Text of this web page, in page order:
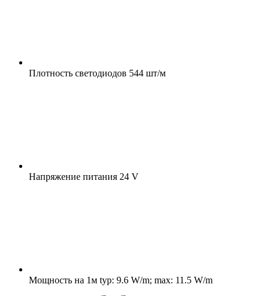
Плотность светодиодов 544 шт/м
Напряжение питания 24 V
Мощность на 1м typ: 9.6 W/m; max: 11.5 W/m